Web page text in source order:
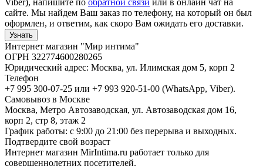
сайте. Мы найдем Ваш заказ по телефону, на который он был
оформлен, и ответим, как скоро Вам ожидать его доставки.
Узнать
Интернет магазин "Мир интима"
ОГРН 322774600280265
Юридический адрес: Москва, ул. Илимская дом 5, корп 2
Телефон
+7 995 300-07-25 или +7 993 920-51-00 (WhatsApp, Viber).
Самовывоз в Москве
Москва, Метро Автозаводская, ул. Автозаводская дом 16,
корп 2, стр 8, этаж 2
График работы: с 9:00 до 21:00 без перерыва и выходных.
Подтвердите свой возраст
Интернет магазин MirIntima.ru работает только для
совершеннолетних посетителей.